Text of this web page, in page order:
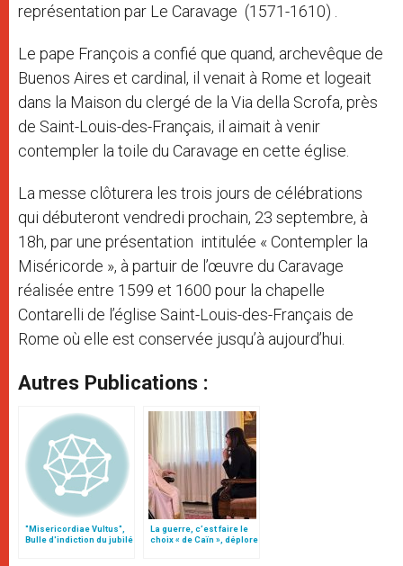
représentation par Le Caravage (1571-1610) .
Le pape François a confié que quand, archevêque de
Buenos Aires et cardinal, il venait à Rome et logeait
dans la Maison du clergé de la Via della Scrofa, près
de Saint-Louis-des-Français, il aimait à venir
contempler la toile du Caravage en cette église.
La messe clôturera les trois jours de célébrations
qui débuteront vendredi prochain, 23 septembre, à
18h, par une présentation intitulée « Contempler la
Miséricorde », à partuir de l’œuvre du Caravage
réalisée entre 1599 et 1600 pour la chapelle
Contarelli de l’église Saint-Louis-des-Français de
Rome où elle est conservée jusqu’à aujourd’hui.
Autres Publications :
"Misericordiae Vultus",
Bulle d'indiction du jubilé
La guerre, c’est faire le
choix « de Caïn », déplore